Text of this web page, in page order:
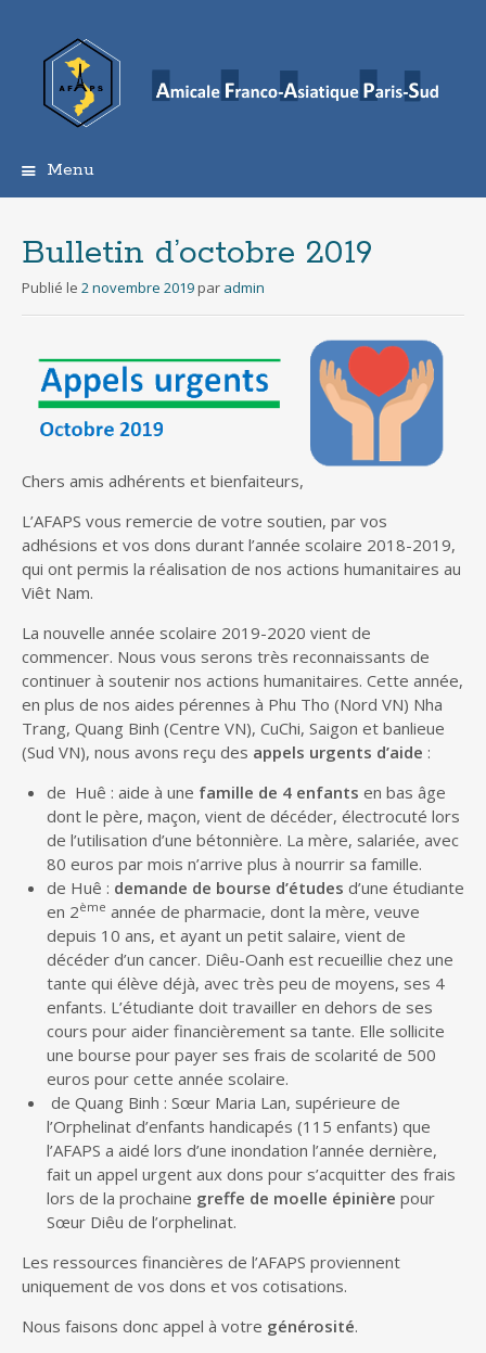
Menu
principal
Bulletin d’octobre 2019
Publié le 2 novembre 2019 par admin
Chers amis adhérents et bienfaiteurs,
L’AFAPS vous remercie de votre soutien, par vos
adhésions et vos dons durant l’année scolaire 2018-2019,
qui ont permis la réalisation de nos actions humanitaires au
Viêt Nam.
La nouvelle année scolaire 2019-2020 vient de
commencer. Nous vous serons très reconnaissants de
continuer à soutenir nos actions humanitaires. Cette année,
en plus de nos aides pérennes à Phu Tho (Nord VN) Nha
Trang, Quang Binh (Centre VN), CuChi, Saigon et banlieue
(Sud VN), nous avons reçu des appels urgents d’aide :
de Huê : aide à une famille de 4 enfants en bas âge
dont le père, maçon, vient de décéder, électrocuté lors
de l’utilisation d’une bétonnière. La mère, salariée, avec
80 euros par mois n’arrive plus à nourrir sa famille.
de Huê : demande de bourse d’études d’une étudiante
en 2ème année de pharmacie, dont la mère, veuve
depuis 10 ans, et ayant un petit salaire, vient de
décéder d’un cancer. Diêu-Oanh est recueillie chez une
tante qui élève déjà, avec très peu de moyens, ses 4
enfants. L’étudiante doit travailler en dehors de ses
cours pour aider financièrement sa tante. Elle sollicite
une bourse pour payer ses frais de scolarité de 500
euros pour cette année scolaire.
de Quang Binh : Sœur Maria Lan, supérieure de
l’Orphelinat d’enfants handicapés (115 enfants) que
l’AFAPS a aidé lors d’une inondation l’année dernière,
fait un appel urgent aux dons pour s’acquitter des frais
lors de la prochaine greffe de moelle épinière pour
Sœur Diêu de l’orphelinat.
Les ressources financières de l’AFAPS proviennent
uniquement de vos dons et vos cotisations.
Nous faisons donc appel à votre générosité.